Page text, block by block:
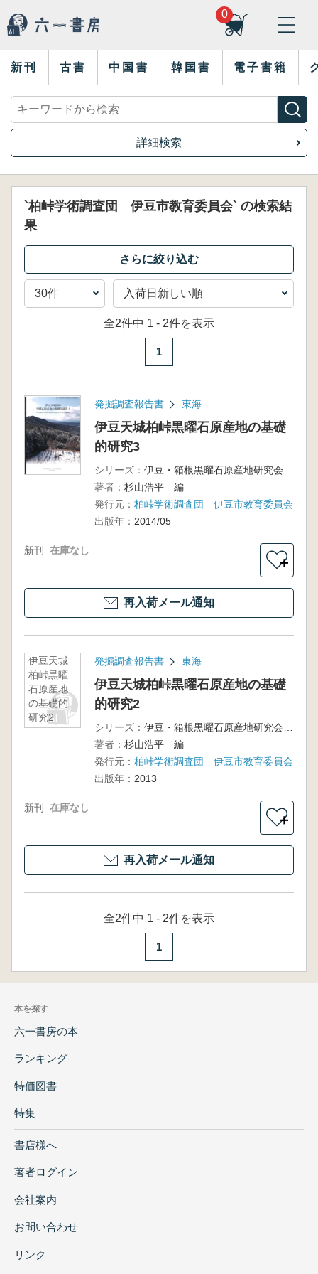
0
新刊 古書 中国書 韓国書 電子書籍
詳細検索
`柏峠学術調査団 伊豆市教育委員会` の検索結
果
全2件中 1 - 2件を表示
1
発掘調査報告書 東海
伊豆天城柏峠黒曜石原産地の基礎
的研究3
シリーズ：
著者： 杉山浩平 編
発行元： 柏峠学術調査団 伊豆市教育委員会
出版年： 2014/05
新刊 在庫なし
＋
再入荷メール通知
伊豆天城
柏峠黒曜
石原産地
の基礎的
研究2
発掘調査報告書 東海
伊豆天城柏峠黒曜石原産地の基礎
的研究2
シリーズ：
著者： 杉山浩平 編
発行元： 柏峠学術調査団 伊豆市教育委員会
出版年： 2013
新刊 在庫なし
＋
再入荷メール通知
全2件中 1 - 2件を表示
1
本を探す
六一書房の本
ランキング
特価図書
特集
書店様へ
著者ログイン
会社案内
お問い合わせ
リンク